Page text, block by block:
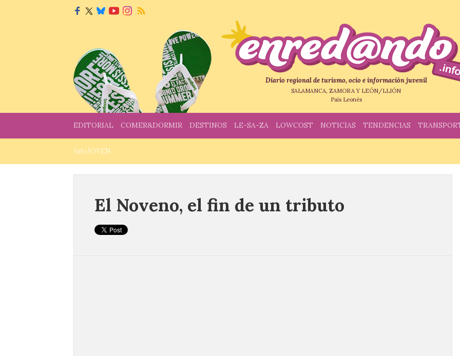
Diario regional de turismo, ocio e información juvenil
SALAMANCA, ZAMORA Y LEÓN/LLIÓN
País Leonés
EDITORIAL COMER&DORMIR DESTINOS LE-SA-ZA LOWCOST NOTICIAS TENDENCIAS
InfoJOVEN
El Noveno, el fin de un tributo